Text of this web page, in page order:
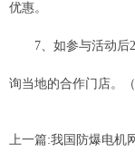
优惠。
7、如参与活动后
询当地的合作门店。（
上一篇:我国防爆电机